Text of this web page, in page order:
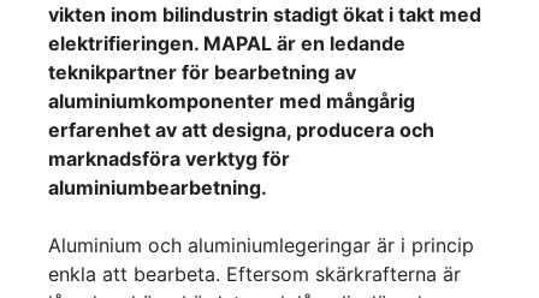
vikten inom bilindustrin stadigt ökat i takt med
elektrifieringen. MAPAL är en ledande
teknikpartner för bearbetning av
aluminiumkomponenter med mångårig
erfarenhet av att designa, producera och
marknadsföra verktyg för
aluminiumbearbetning.
Aluminium och aluminiumlegeringar är i princip
enkla att bearbeta. Eftersom skärkrafterna är